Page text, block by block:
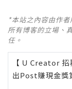
*本站之內容由作
所有博客的立場、
任。
【 U Creator 招
出Post賺現金獎